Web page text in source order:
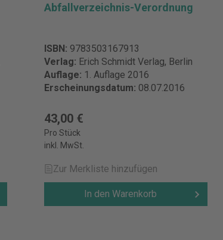
Abfallverzeichnis-Verordnung
ISBN: 9783503167913
Verlag: Erich Schmidt Verlag, Berlin
Auflage: 1. Auflage 2016
Erscheinungsdatum: 08.07.2016
43,00 €
Pro Stück
inkl. MwSt.
Zur Merkliste hinzufügen
In den Warenkorb